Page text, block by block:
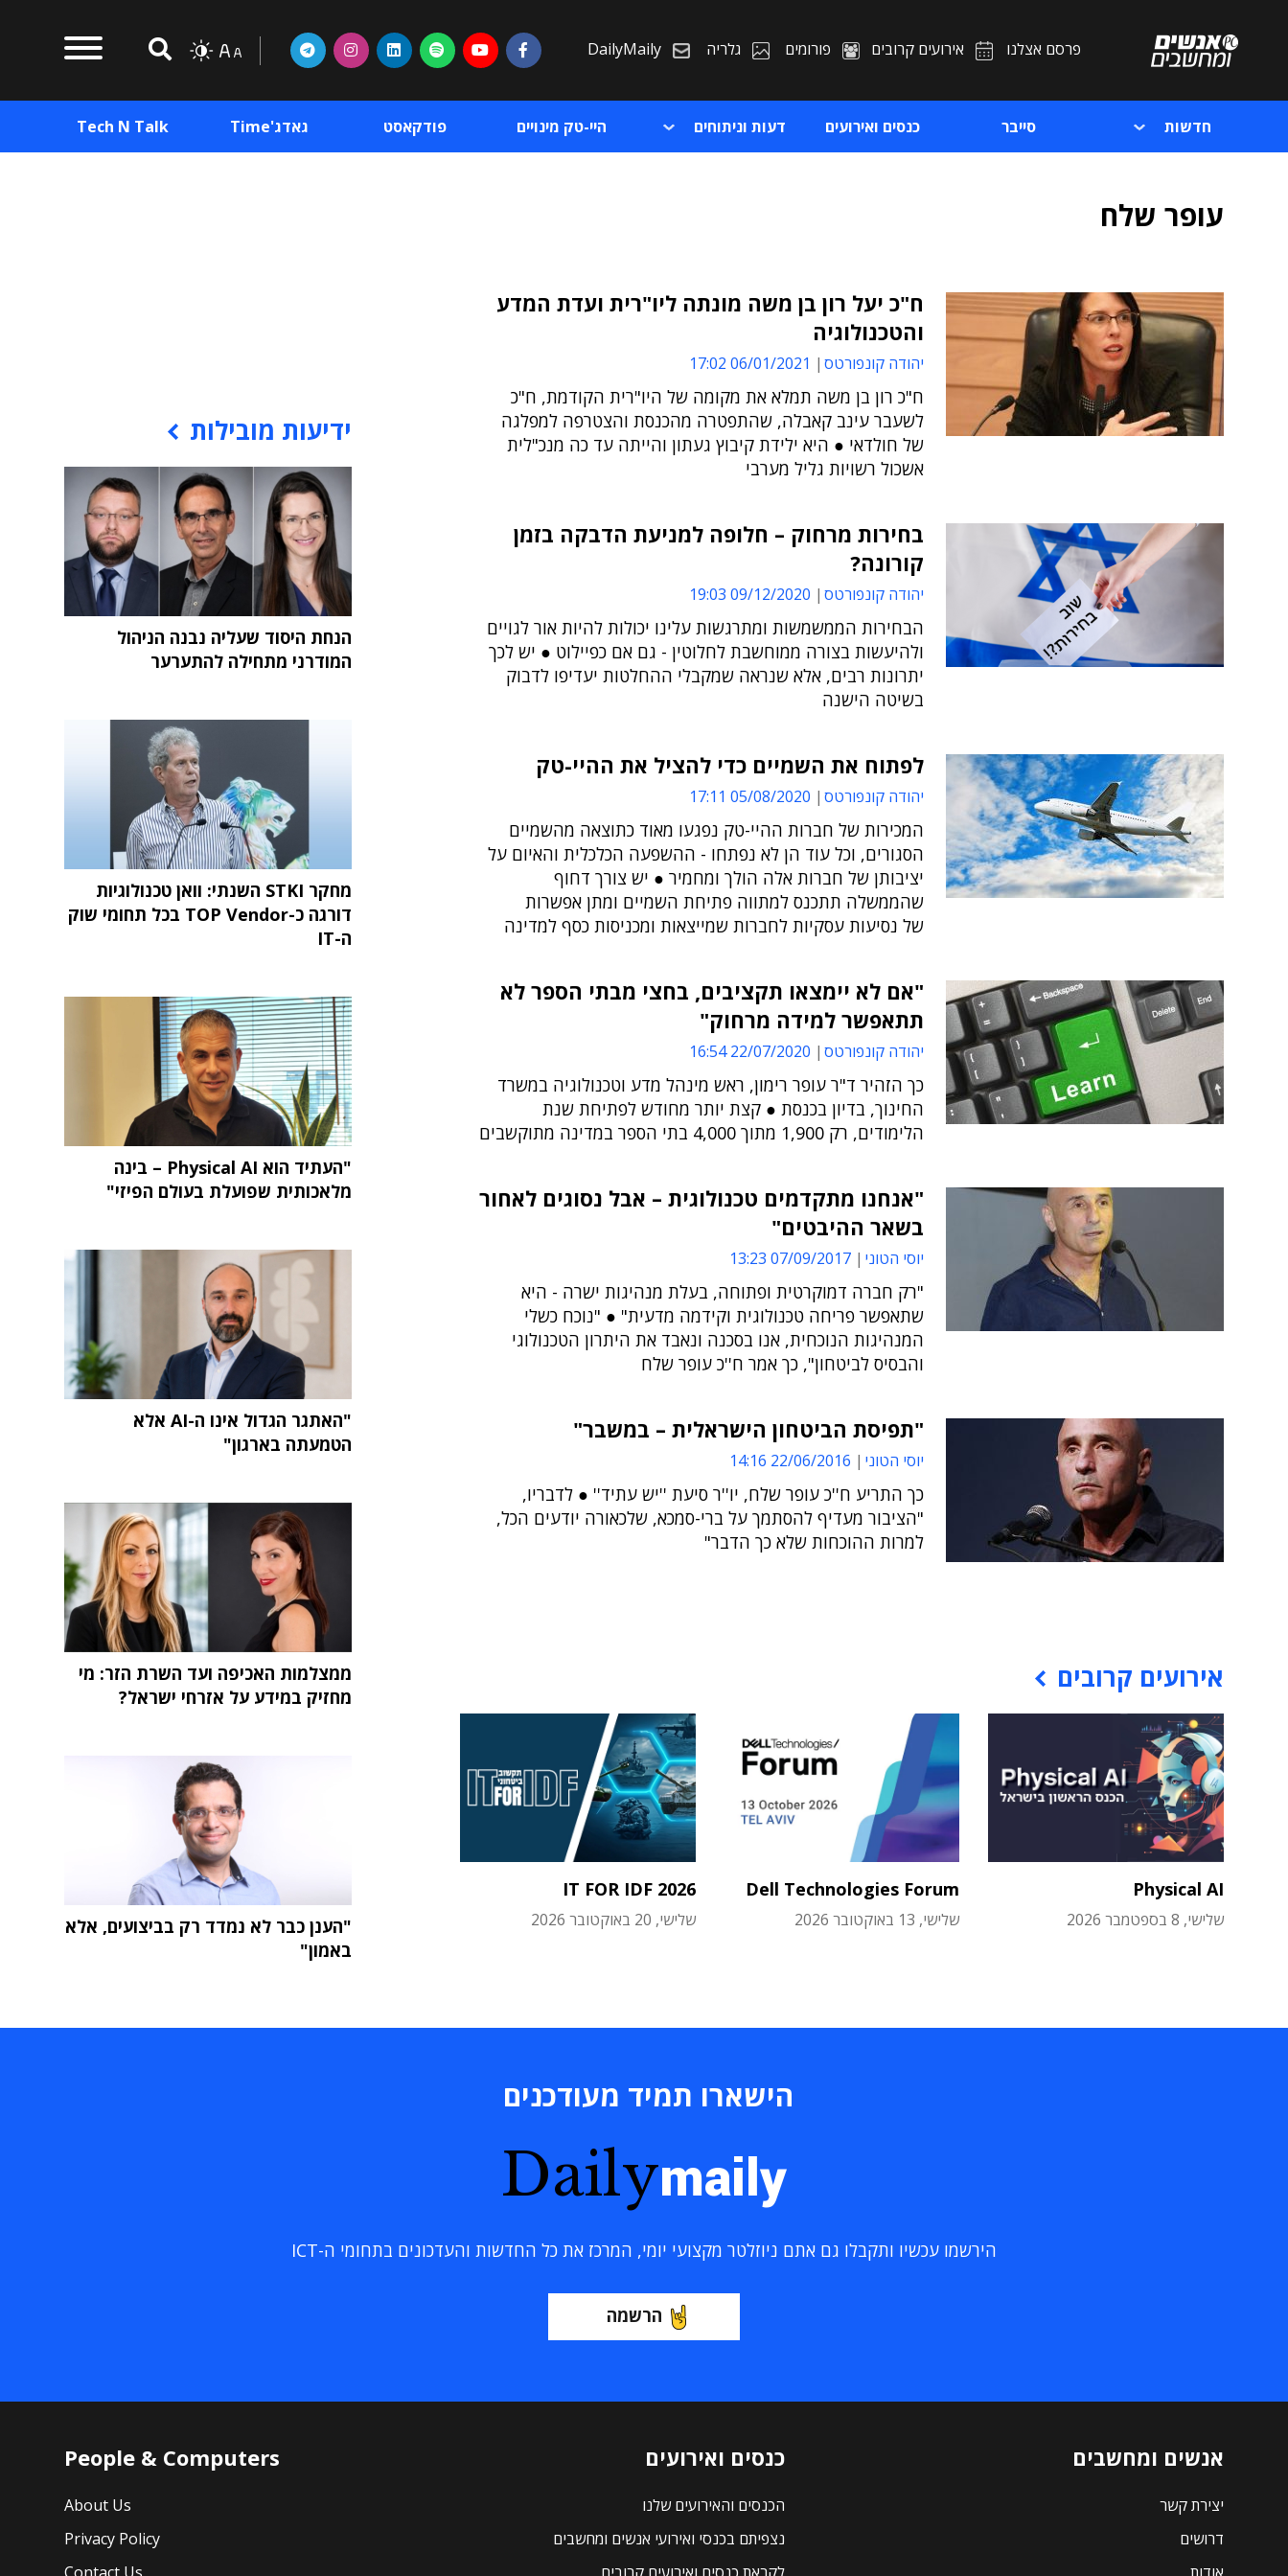
פרסם אצלנו אירועים קרובים פורומים גלריה DailyMaily
חדשות סייבר כנסים ואירועים דעות וניתוחים היי-טק מינויים פודקאסט גאדג'Time Tech N Talk
עופר שלח
ח"כ יעל רון בן משה מונתה ליו"רית ועדת המדע
והטכנולוגיה
יהודה קונפורטס 06/01/2021 17:02
ח"כ רון בן משה תמלא את מקומה של היו"רית הקודמת, ח"כ
לשעבר עינב קאבלה, שהתפטרה מהכנסת והצטרפה למפלגה
של חולדאי ● היא ילידת קיבוץ געתון והייתה עד כה מנכ"לית
אשכול רשויות גליל מערבי
בחירות מרחוק – חלופה למניעת הדבקה בזמן
קורונה?
יהודה קונפורטס 09/12/2020 19:03
הבחירות הממשמשות ומתרגשות עלינו יכולות להיות אור לגויים
ולהיעשות בצורה ממוחשבת לחלוטין - גם אם כפיילוט ● יש לכך
יתרונות רבים, אלא שנראה שמקבלי ההחלטות יעדיפו לדבוק
בשיטה הישנה
לפתוח את השמיים כדי להציל את ההיי-טק
יהודה קונפורטס 05/08/2020 17:11
המכירות של חברות ההיי-טק נפגעו מאוד כתוצאה מהשמיים
הסגורים, וכל עוד הן לא נפתחו - ההשפעה הכלכלית והאיום על
יציבותן של חברות אלה הולך ומחמיר ● יש צורך דחוף
שהממשלה תתכנס למתווה פתיחת השמיים ומתן אפשרות
של נסיעות עסקיות לחברות שמייצאות ומכניסות כסף למדינה
"אם לא יימצאו תקציבים, בחצי מבתי הספר לא
תתאפשר למידה מרחוק"
יהודה קונפורטס 22/07/2020 16:54
כך הזהיר ד"ר עופר רימון, ראש מינהל מדע וטכנולוגיה במשרד
החינוך, בדיון בכנסת ● קצת יותר מחודש לפתיחת שנת
הלימודים, רק 1,900 מתוך 4,000 בתי הספר במדינה מתוקשבים
"אנחנו מתקדמים טכנולוגית – אבל נסוגים לאחור
בשאר ההיבטים"
יוסי הטוני 07/09/2017 13:23
"רק חברה דמוקרטית ופתוחה, בעלת מנהיגות ישרה - היא
שתאפשר פריחה טכנולוגית וקידמה מדעית" ● "נוכח כשלי
המנהיגות הנוכחית, אנו בסכנה ונאבד את היתרון הטכנולוגי
והבסיס לביטחון", כך אמר ח''כ עופר שלח
"תפיסת הביטחון הישראלית – במשבר"
יוסי הטוני 22/06/2016 14:16
כך התריע ח''כ עופר שלח, יו''ר סיעת ''יש עתיד'' ● לדבריו,
"הציבור מעדיף להסתמך על ברי-סמכא, שלכאורה יודעים הכל,
למרות ההוכחות שלא כך הדבר"
אירועים קרובים
Physical AI
שלישי, 8 בספטמבר 2026
Dell Technologies Forum
שלישי, 13 באוקטובר 2026
IT FOR IDF 2026
שלישי, 20 באוקטובר 2026
ידיעות מובילות
הנחת היסוד שעליה נבנה הניהול
המודרני מתחילה להתערער
מחקר STKI השנתי: וואן טכנולוגיות
דורגה כ-TOP Vendor בכל תחומי שוק
ה-IT
"העתיד הוא Physical AI – בינה
מלאכותית שפועלת בעולם הפיזי"
"האתגר הגדול אינו ה-AI אלא
הטמעתה בארגון"
ממצלמות האכיפה ועד השרת הזר: מי
מחזיק במידע על אזרחי ישראל?
"הענן כבר לא נמדד רק בביצועים, אלא
באמון"
הישארו תמיד מעודכנים
Dailymaily
הירשמו עכשיו ותקבלו גם אתם ניוזלטר מקצועי יומי, המרכז את כל החדשות והעדכונים בתחומי ה-ICT
הרשמה
אנשים ומחשבים
יצירת קשר
דרושים
כנסים ואירועים
הכנסים והאירועים שלנו
נצפיתם בכנסי ואירועי אנשים ומחשבים
People & Computers
About Us
Privacy Policy